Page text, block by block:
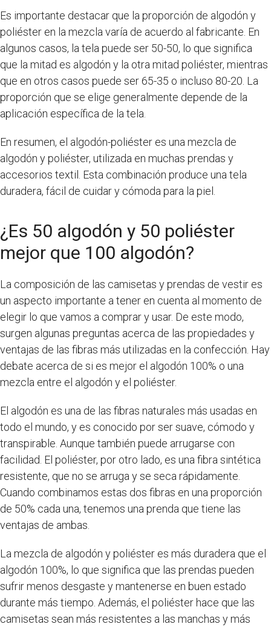
Es importante destacar que la proporción de algodón y
poliéster en la mezcla varía de acuerdo al fabricante. En
algunos casos, la tela puede ser 50-50, lo que significa
que la mitad es algodón y la otra mitad poliéster, mientras
que en otros casos puede ser 65-35 o incluso 80-20. La
proporción que se elige generalmente depende de la
aplicación específica de la tela.
En resumen, el algodón-poliéster es una mezcla de
algodón y poliéster, utilizada en muchas prendas y
accesorios textil. Esta combinación produce una tela
duradera, fácil de cuidar y cómoda para la piel.
¿Es 50 algodón y 50 poliéster
mejor que 100 algodón?
La composición de las camisetas y prendas de vestir es
un aspecto importante a tener en cuenta al momento de
elegir lo que vamos a comprar y usar. De este modo,
surgen algunas preguntas acerca de las propiedades y
ventajas de las fibras más utilizadas en la confección. Hay
debate acerca de si es mejor el algodón 100% o una
mezcla entre el algodón y el poliéster.
El algodón es una de las fibras naturales más usadas en
todo el mundo, y es conocido por ser suave, cómodo y
transpirable. Aunque también puede arrugarse con
facilidad. El poliéster, por otro lado, es una fibra sintética
resistente, que no se arruga y se seca rápidamente.
Cuando combinamos estas dos fibras en una proporción
de 50% cada una, tenemos una prenda que tiene las
ventajas de ambas.
La mezcla de algodón y poliéster es más duradera que el
algodón 100%, lo que significa que las prendas pueden
sufrir menos desgaste y mantenerse en buen estado
durante más tiempo. Además, el poliéster hace que las
camisetas sean más resistentes a las manchas y más